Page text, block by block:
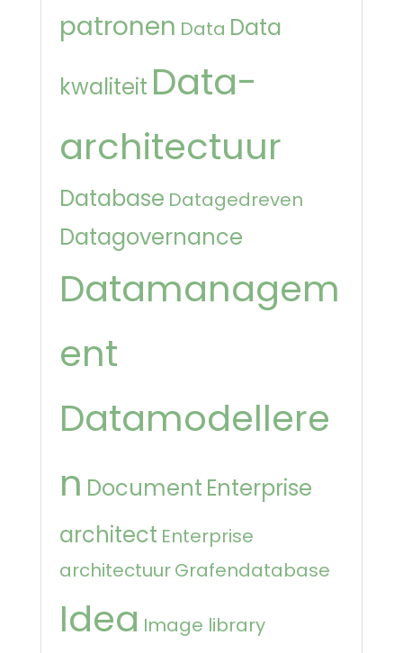
patronen Data Data
kwaliteit Data-
architectuur
Database Datagedreven
Datagovernance
Datamanagem
ent
Datamodellere
n Document Enterprise
architect Enterprise
architectuurGrafendatabase
Idea Image library